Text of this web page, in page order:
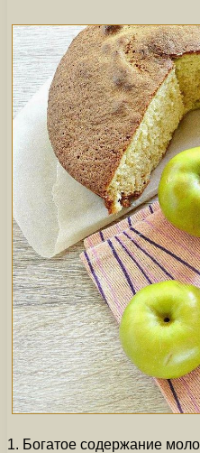
1. Богатое содержание